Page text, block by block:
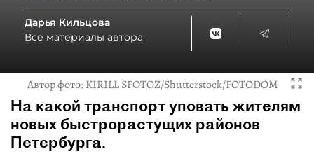
Дарья Кильцова
Все материалы автора
Автор фото:KIRILL SFOTOZ/Shutterstock/FOTODOM
На какой транспорт уповать жителям
новых быстрорастущих районов
Петербурга.